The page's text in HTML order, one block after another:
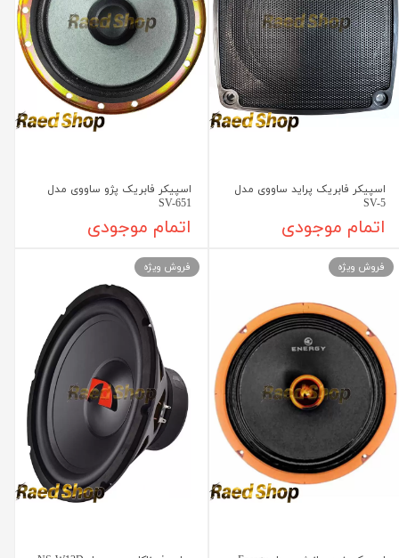
اسپیکر فابریک پراید ساووی مدل
SV-5
اتمام موجودی
اسپیکر فابریک پژو ساووی مدل
SV-651
اتمام موجودی
فروش ویژه فروش ویژه